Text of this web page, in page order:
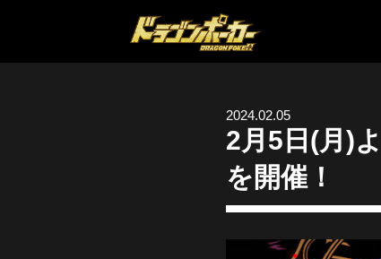
2024.02.05
2月5日(月)
を開催！